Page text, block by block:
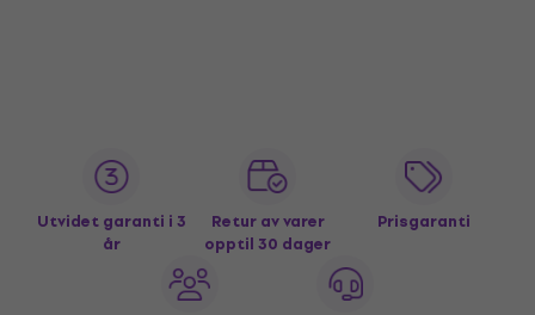
Utvidet garanti i 3
år
Retur av varer
opptil 30 dager
Prisgaranti